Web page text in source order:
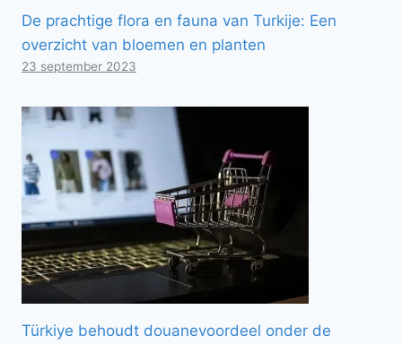
De prachtige flora en fauna van Turkije: Een
overzicht van bloemen en planten
23 september 2023
Türkiye behoudt douanevoordeel onder de